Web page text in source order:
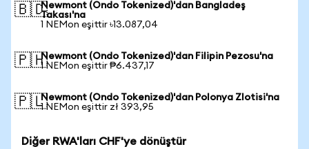
🇧🇩Newmont (Ondo Tokenized)'dan Bangladeş
Takası'na
1 NEMon eşittir ৳13.087,04
🇵🇭Newmont (Ondo Tokenized)'dan Filipin Pezosu'na
1 NEMon eşittir ₱6.437,17
🇵🇱Newmont (Ondo Tokenized)'dan Polonya Zlotisi'na
1 NEMon eşittir zł 393,95
Diğer RWA'ları CHF'ye dönüştür